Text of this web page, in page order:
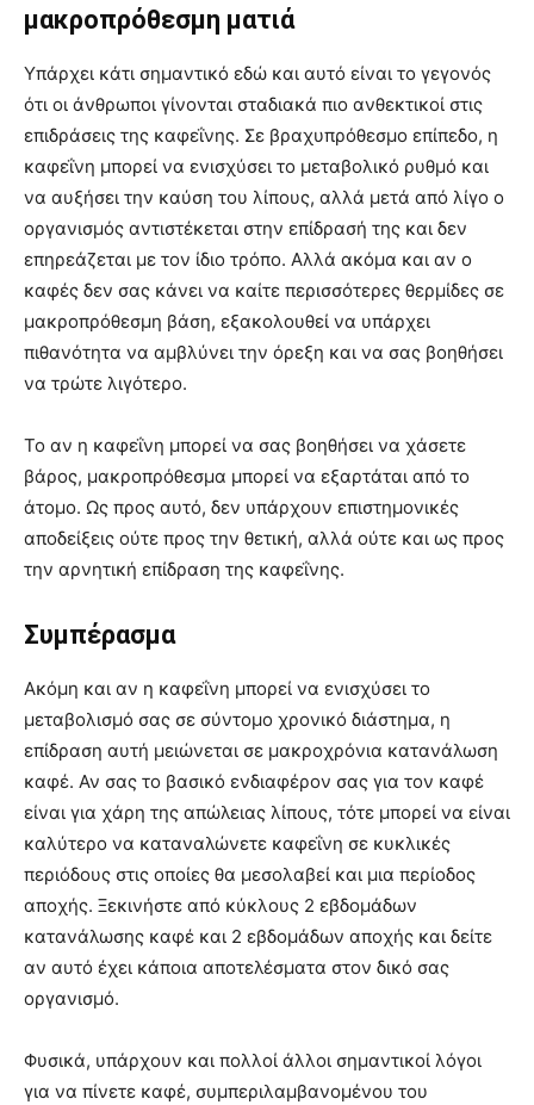
μακροπρόθεσμη ματιά
Υπάρχει κάτι σημαντικό εδώ και αυτό είναι το γεγονός
ότι οι άνθρωποι γίνονται σταδιακά πιο ανθεκτικοί στις
επιδράσεις της καφεΐνης. Σε βραχυπρόθεσμο επίπεδο, η
καφεΐνη μπορεί να ενισχύσει το μεταβολικό ρυθμό και
να αυξήσει την καύση του λίπους, αλλά μετά από λίγο ο
οργανισμός αντιστέκεται στην επίδρασή της και δεν
επηρεάζεται με τον ίδιο τρόπο. Αλλά ακόμα και αν ο
καφές δεν σας κάνει να καίτε περισσότερες θερμίδες σε
μακροπρόθεσμη βάση, εξακολουθεί να υπάρχει
πιθανότητα να αμβλύνει την όρεξη και να σας βοηθήσει
να τρώτε λιγότερο.
Το αν η καφεΐνη μπορεί να σας βοηθήσει να χάσετε
βάρος, μακροπρόθεσμα μπορεί να εξαρτάται από το
άτομο. Ως προς αυτό, δεν υπάρχουν επιστημονικές
αποδείξεις ούτε προς την θετική, αλλά ούτε και ως προς
την αρνητική επίδραση της καφεΐνης.
Συμπέρασμα
Ακόμη και αν η καφεΐνη μπορεί να ενισχύσει το
μεταβολισμό σας σε σύντομο χρονικό διάστημα, η
επίδραση αυτή μειώνεται σε μακροχρόνια κατανάλωση
καφέ. Αν σας το βασικό ενδιαφέρον σας για τον καφέ
είναι για χάρη της απώλειας λίπους, τότε μπορεί να είναι
καλύτερο να καταναλώνετε καφεΐνη σε κυκλικές
περιόδους στις οποίες θα μεσολαβεί και μια περίοδος
αποχής. Ξεκινήστε από κύκλους 2 εβδομάδων
κατανάλωσης καφέ και 2 εβδομάδων αποχής και δείτε
αν αυτό έχει κάποια αποτελέσματα στον δικό σας
οργανισμό.
Φυσικά, υπάρχουν και πολλοί άλλοι σημαντικοί λόγοι
για να πίνετε καφέ, συμπεριλαμβανομένου του